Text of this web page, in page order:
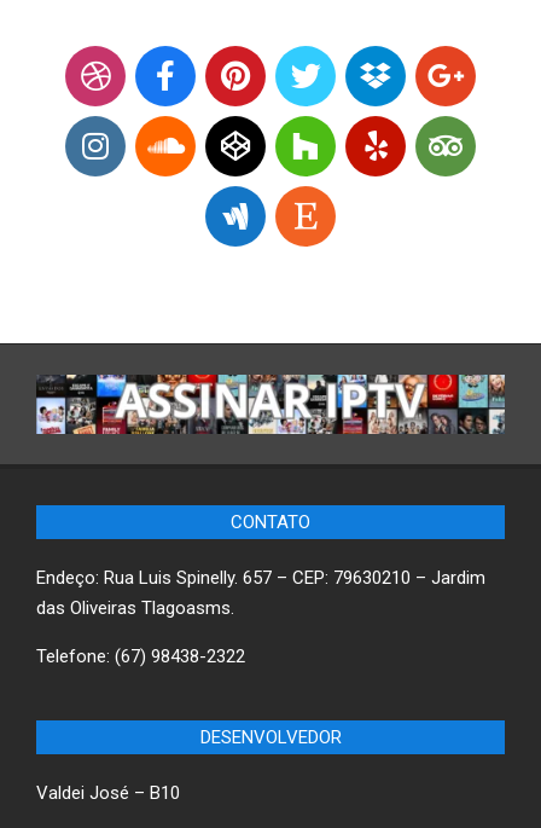
CONTATO
Endeço: Rua Luis Spinelly. 657 – CEP: 79630210 – Jardim
das Oliveiras Tlagoasms.
Telefone: (67) 98438-2322
DESENVOLVEDOR
Valdei José – B10